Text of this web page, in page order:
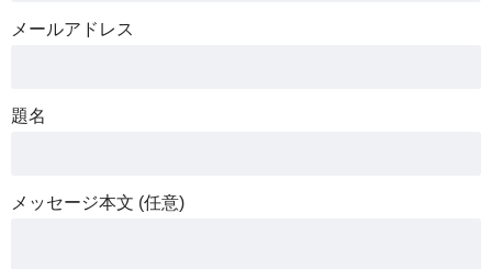
メールアドレス
題名
メッセージ本文 (任意)